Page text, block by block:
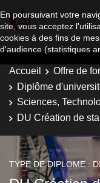
En poursuivant votre
site, vous acceptez
cookies à des fins de
d'audience (statistiques
Accueil
Offre de
Diplôme
Sciences,
DU Création de
TYPE DE DIPLOME :